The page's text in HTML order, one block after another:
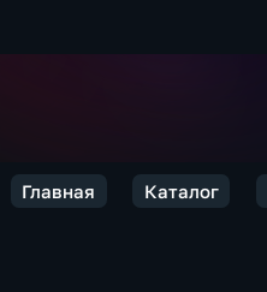
Главная Каталог